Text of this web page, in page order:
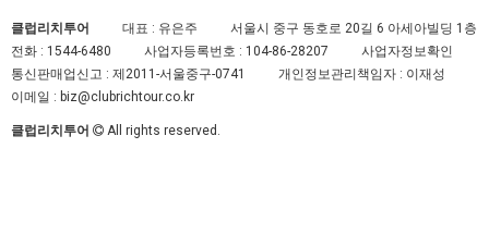
클럽리치투어 대표 : 유은주
서울시 중구 동호로 20길 6 아세아빌딩 1층
전화 : 1544-6480 사업자등록번호 : 104-86-28207
사업자정보확인
통신판매업신고 : 제2011-서울중구-0741
개인정보관리책임자 : 이재성
이메일 : biz@clubrichtour.co.kr
클럽리치투어 All rights reserved.